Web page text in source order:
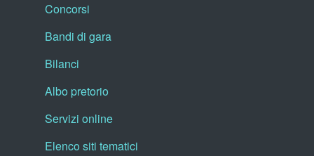
Concorsi
Bandi di gara
Bilanci
Albo pretorio
Servizi online
Elenco siti tematici